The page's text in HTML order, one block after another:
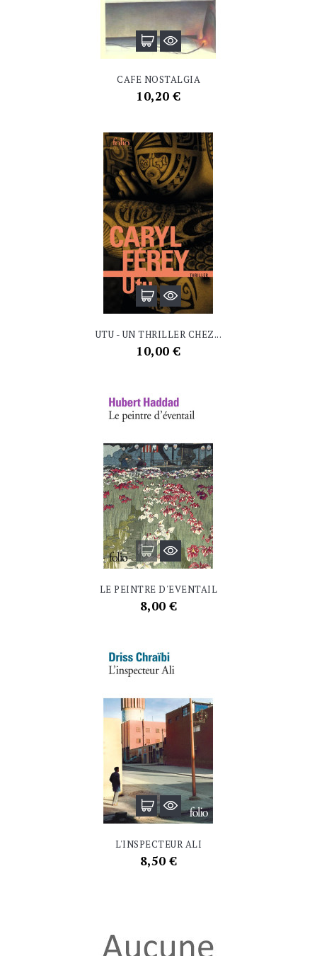
CAFE NOSTALGIA
Prix
10,20 €
UTU - UN THRILLER CHEZ...
Prix
10,00 €
LE PEINTRE D'EVENTAIL
Prix
8,00 €
L'INSPECTEUR ALI
Prix
8,50 €